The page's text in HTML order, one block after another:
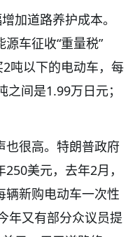
加道路养护成本。
车征收“重量税”
吨以下的电动车，每
间是1.99万日元；
也很高。特朗普政府
美元，去年2月，
辆新购电动车一次性
年又有部分众议员提